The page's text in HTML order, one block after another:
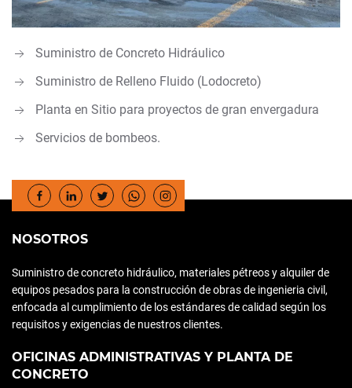
Suministro de Concreto Hidráulico
Suministro de Relleno Fluido (Lodocreto)
Planta en Sitio para proyectos de gran envergadura
Servicios de bombeos.
NOSOTROS
Suministro de concreto hidráulico, materiales pétreos y alquiler de
equipos pesados para la construcción de obras de ingenieria civil,
enfocada al cumplimiento de los estándares de calidad según los
requisitos y exigencias de nuestros clientes.
OFICINAS ADMINISTRATIVAS Y PLANTA DE
CONCRETO